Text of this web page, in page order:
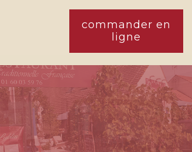
commander en
ligne